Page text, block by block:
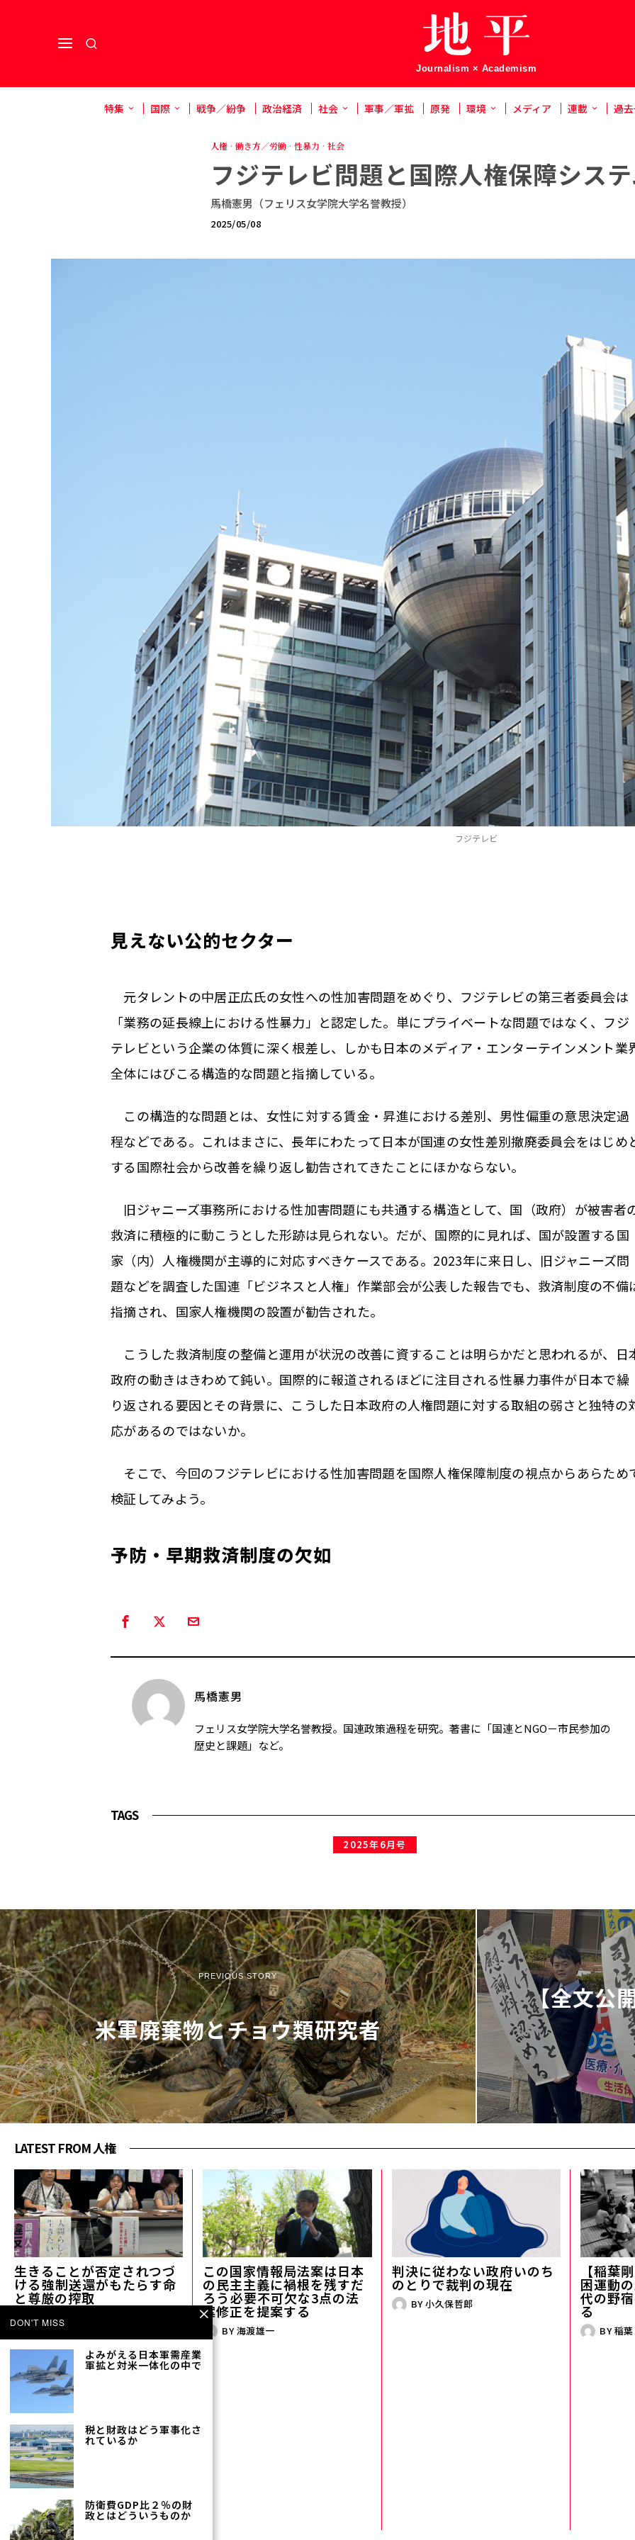
Journalism × Academism
特集 国際 戦争／紛争 政治経済 社会 軍事／軍拡 原発 環境 メディア 連載 過
人権 · 働き方／労働 · 性暴力 · 社会
フジテレビ問題と国際人権保障シス
馬橋憲男（フェリス女学院大学名誉教授）
2025/05/08
フジテレビ
見えない公的セクター
元タレントの中居正広氏の女性への性加害問題をめぐり、フジテレビの第三者委員会は
「業務の延長線上における性暴力」と認定した。単にプライベートな問題ではなく、フジ
テレビという企業の体質に深く根差し、しかも日本のメディア・エンターテインメント業
全体にはびこる構造的な問題と指摘している。
この構造的な問題とは、女性に対する賃金・昇進における差別、男性偏重の意思決定過
程などである。これはまさに、長年にわたって日本が国連の女性差別撤廃委員会をはじめ
する国際社会から改善を繰り返し勧告されてきたことにほかならない。
旧ジャニーズ事務所における性加害問題にも共通する構造として、国（政府）が被害者
救済に積極的に動こうとした形跡は見られない。だが、国際的に見れば、国が設置する国
家（内）人権機関が主導的に対応すべきケースである。2023年に来日し、旧ジャニーズ問
題などを調査した国連「ビジネスと人権」作業部会が公表した報告でも、救済制度の不備
指摘され、国家人権機関の設置が勧告された。
こうした救済制度の整備と運用が状況の改善に資することは明らかだと思われるが、日
政府の動きはきわめて鈍い。国際的に報道されるほどに注目される性暴力事件が日本で繰
り返される要因とその背景に、こうした日本政府の人権問題に対する取組の弱さと独特の
応があるのではないか。
そこで、今回のフジテレビにおける性加害問題を国際人権保障制度の視点からあらため
検証してみよう。
予防・早期救済制度の欠如
馬橋憲男
フェリス女学院大学名誉教授。国連政策過程を研究。著書に「国連とNGO－市民参加の
歴史と課題」など。
TAGS
2025年6月号
PREVIOUS STORY
米軍廃棄物とチョウ類研究者
【全文公
LATEST FROM 人権
生きることが否定されつづ
ける――強制送還がもたらす命
と尊厳の搾取
BY加藤美和
この国家情報局法案は日本
の民主主義に禍根を残すだ
ろう――必要不可欠な3点の法
案修正を提案する
BY海渡雄一
判決に従わない政府――いのち
のとりで裁判の現在
BY小久保哲郎
【稲葉
困運動
代の野
る
BY稲
生存権が認められない世界――
困窮する外国籍者支援の現
BY大澤優真
DON'T MISS
よみがえる日本軍需産業――
軍拡と対米一体化の中で
税と財政はどう軍事化さ
れているか
防衛費GDP比２％の財
政とはどういうものか